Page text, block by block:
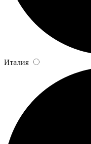
Италия